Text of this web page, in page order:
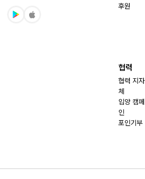
후원
협력
협력 지자
체
입양 캠페
인
포인기부